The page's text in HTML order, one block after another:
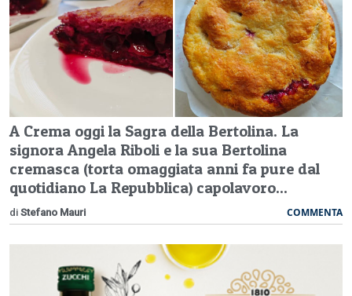
A Crema oggi la Sagra della Bertolina. La
signora Angela Riboli e la sua Bertolina
cremasca (torta omaggiata anni fa pure dal
quotidiano La Repubblica) capolavoro...
di Stefano Mauri COMMENTA